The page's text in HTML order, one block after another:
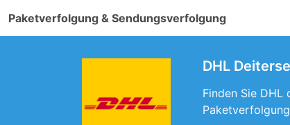
Paketverfolgung & Sendungsverfolgung
DHL
Finden Sie DHL